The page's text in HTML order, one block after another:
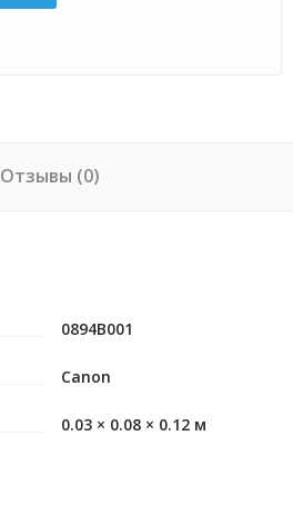
Отзывы (0)
0894B001
Canon
0.03 × 0.08 × 0.12 м